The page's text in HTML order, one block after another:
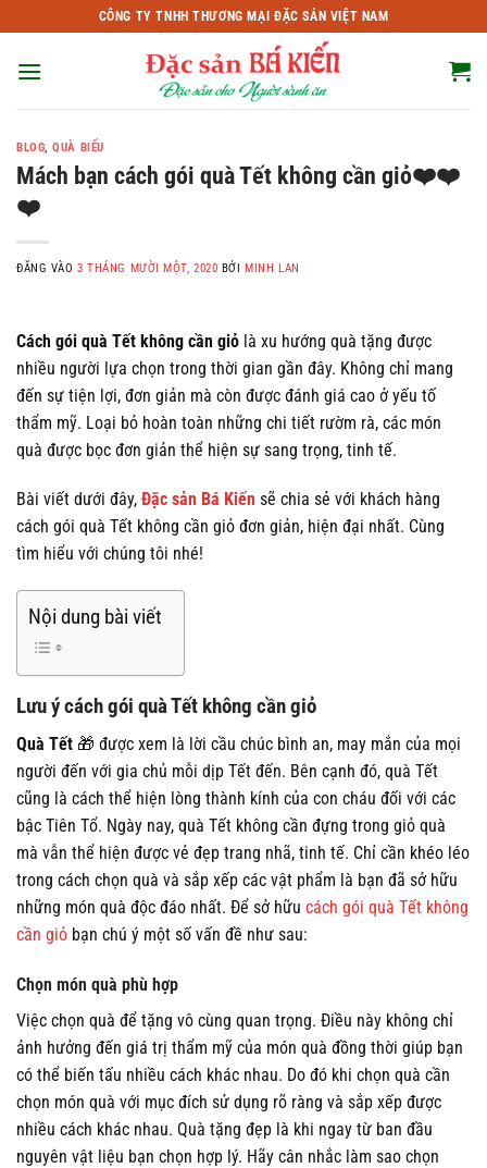
qua
nội
CÔNG TY TNHH THƯƠNG MẠI ĐẶC SẢN VIỆT NAM
BLOG,QUÀ BIẾU
Mách bạn cách gói quà Tết không cần giỏ❤️❤️
❤️
ĐĂNG VÀO3 THÁNG MƯỜI MỘT, 2020 BỞIMINH LAN
Cách gói quà Tết không cần giỏ là xu hướng quà tặng được
nhiều người lựa chọn trong thời gian gần đây. Không chỉ mang
đến sự tiện lợi, đơn giản mà còn được đánh giá cao ở yếu tố
thẩm mỹ. Loại bỏ hoàn toàn những chi tiết rườm rà, các món
quà được bọc đơn giản thể hiện sự sang trọng, tinh tế.
Bài viết dưới đây, Đặc sản Bá Kiến sẽ chia sẻ với khách hàng
cách gói quà Tết không cần giỏ đơn giản, hiện đại nhất. Cùng
tìm hiểu với chúng tôi nhé!
Nội dung bài viết
Lưu ý cách gói quà Tết không cần giỏ
Quà Tết 🎁 được xem là lời cầu chúc bình an, may mắn của mọi
người đến với gia chủ mỗi dịp Tết đến. Bên cạnh đó, quà Tết
cũng là cách thể hiện lòng thành kính của con cháu đối với các
bậc Tiên Tổ. Ngày nay, quà Tết không cần đựng trong giỏ quà
mà vẫn thể hiện được vẻ đẹp trang nhã, tinh tế. Chỉ cần khéo léo
trong cách chọn quà và sắp xếp các vật phẩm là bạn đã sở hữu
những món quà độc đáo nhất. Để sở hữu cách gói quà Tết không
cần giỏ bạn chú ý một số vấn đề như sau:
Chọn món quà phù hợp
Việc chọn quà để tặng vô cùng quan trọng. Điều này không chỉ
ảnh hưởng đến giá trị thẩm mỹ của món quà đồng thời giúp bạn
có thể biến tấu nhiều cách khác nhau. Do đó khi chọn quà cần
chọn món quà với mục đích sử dụng rõ ràng và sắp xếp được
nhiều cách khác nhau. Quà tặng đẹp là khi ngay từ ban đầu
nguyên vật liệu bạn chọn hợp lý. Hãy cân nhắc làm sao chọn